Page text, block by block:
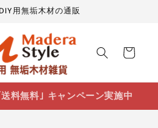
用無垢木材の通販
ー
料無料｣ キャンペーン実施中